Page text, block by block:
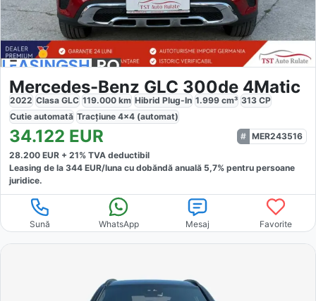
Mercedes-Benz GLC 300de 4Matic
2022 Clasa GLC 119.000 km Hibrid Plug-In 1.999 cm³ 313 CP
Cutie automată Tracțiune 4x4 (automat)
34.122 EUR
MER243516
28.200 EUR + 21% TVA deductibil
Leasing de la 344 EUR/luna cu dobăndă anuală 5,7% pentru persoane
juridice.
Sună WhatsApp Mesaj Favorite